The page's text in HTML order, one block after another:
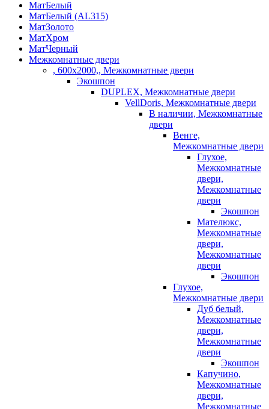
МатБелый
МатБелый (AL315)
МатЗолото
МатХром
МатЧерный
Межкомнатные двери
, 600х2000,, Межкомнатные двери
Экошпон
DUPLEX, Межкомнатные двери
VellDoris, Межкомнатные двери
В наличии, Межкомнатные
двери
Венге,
Межкомнатные двери
Глухое,
Межкомнатные
двери,
Межкомнатные
двери
Экошпон
Мателюкс,
Межкомнатные
двери,
Межкомнатные
двери
Экошпон
Глухое,
Межкомнатные двери
Дуб белый,
Межкомнатные
двери,
Межкомнатные
двери
Экошпон
Капучино,
Межкомнатные
двери,
Межкомнатные